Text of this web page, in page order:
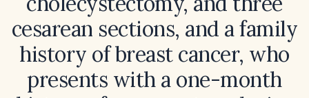
cesarean sections, and a family
history of breast cancer, who
presents with a one-month